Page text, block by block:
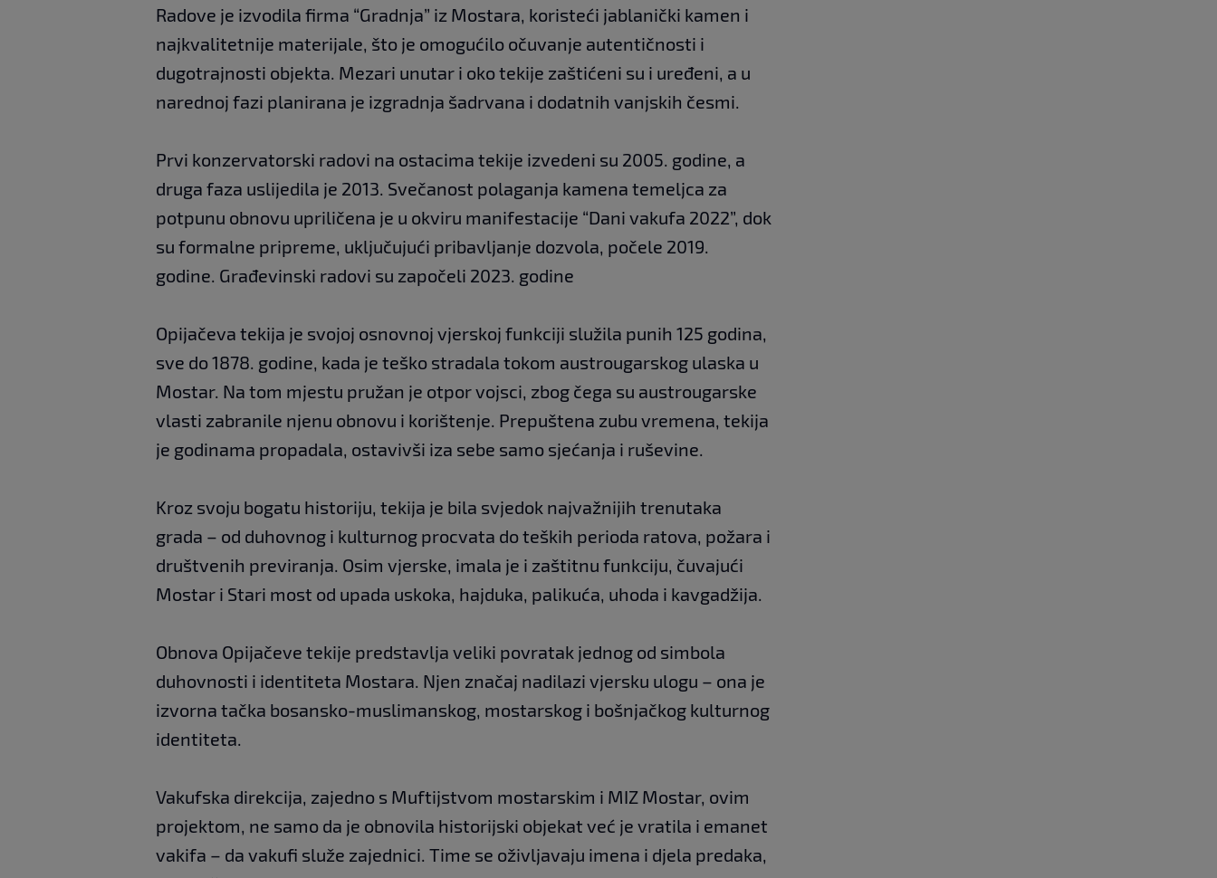
Radove je izvodila firma “Gradnja” iz Mostara, koristeći jablanički kamen i
najkvalitetnije materijale, što je omogućilo očuvanje autentičnosti i
dugotrajnosti objekta. Mezari unutar i oko tekije zaštićeni su i uređeni, a u
narednoj fazi planirana je izgradnja šadrvana i dodatnih vanjskih česmi.
Prvi konzervatorski radovi na ostacima tekije izvedeni su 2005. godine, a
druga faza uslijedila je 2013. Svečanost polaganja kamena temeljca za
potpunu obnovu upriličena je u okviru manifestacije “Dani vakufa 2022”, dok
su formalne pripreme, uključujući pribavljanje dozvola, počele 2019.
godine. Građevinski radovi su započeli 2023. godine
Opijačeva tekija je svojoj osnovnoj vjerskoj funkciji služila punih 125 godina,
sve do 1878. godine, kada je teško stradala tokom austrougarskog ulaska u
Mostar. Na tom mjestu pružan je otpor vojsci, zbog čega su austrougarske
vlasti zabranile njenu obnovu i korištenje. Prepuštena zubu vremena, tekija
je godinama propadala, ostavivši iza sebe samo sjećanja i ruševine.
Kroz svoju bogatu historiju, tekija je bila svjedok najvažnijih trenutaka
grada – od duhovnog i kulturnog procvata do teških perioda ratova, požara i
društvenih previranja. Osim vjerske, imala je i zaštitnu funkciju, čuvajući
Mostar i Stari most od upada uskoka, hajduka, palikuća, uhoda i kavgadžija.
Obnova Opijačeve tekije predstavlja veliki povratak jednog od simbola
duhovnosti i identiteta Mostara. Njen značaj nadilazi vjersku ulogu – ona je
izvorna tačka bosansko-muslimanskog, mostarskog i bošnjačkog kulturnog
identiteta.
Vakufska direkcija, zajedno s Muftijstvom mostarskim i MIZ Mostar, ovim
projektom, ne samo da je obnovila historijski objekat već je vratila i emanet
vakifa – da vakufi služe zajednici. Time se oživljavaju imena i djela predaka,